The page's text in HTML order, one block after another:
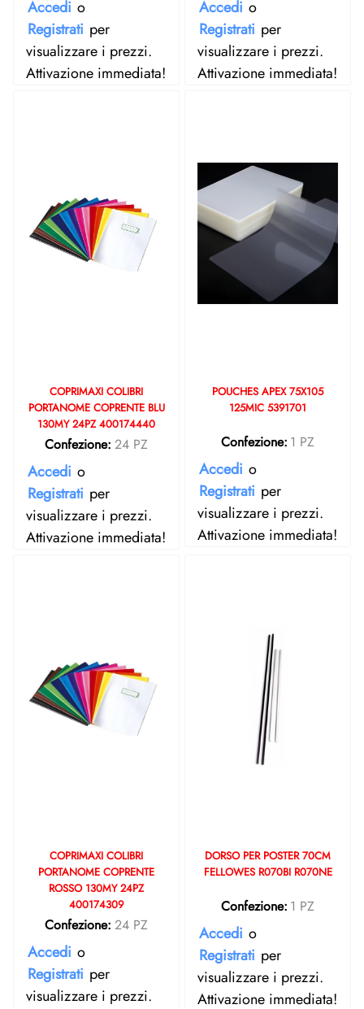
Accedi o
Registrati per
visualizzare i prezzi.
Attivazione immediata!
Accedi o
Registrati per
visualizzare i prezzi.
Attivazione immediata!
COPRIMAXI COLIBRI
PORTANOME COPRENTE BLU
130MY 24PZ 400174440
Confezione: 24 PZ
Accedi o
Registrati per
visualizzare i prezzi.
Attivazione immediata!
POUCHES APEX 75X105
125MIC 5391701
Confezione: 1 PZ
Accedi o
Registrati per
visualizzare i prezzi.
Attivazione immediata!
COPRIMAXI COLIBRI
PORTANOME COPRENTE
ROSSO 130MY 24PZ
400174309
Confezione: 24 PZ
Accedi o
Registrati per
visualizzare i prezzi.
DORSO PER POSTER 70CM
FELLOWES R070BI R070NE
Confezione: 1 PZ
Accedi o
Registrati per
visualizzare i prezzi.
Attivazione immediata!